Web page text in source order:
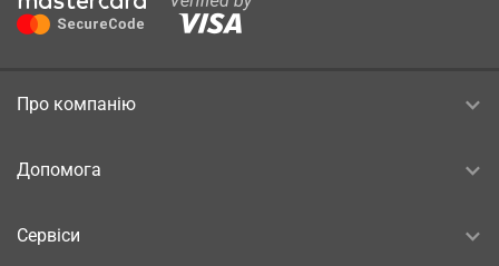
Про компанію
Допомога
Сервіси